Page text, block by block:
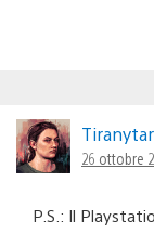
Tiranytar
26 ottobre
P.S.: Il